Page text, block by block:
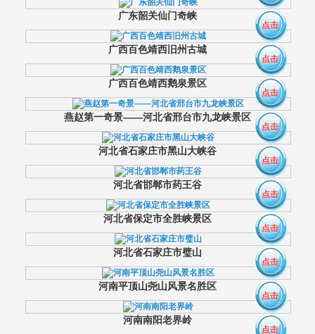
广东韶关仙门奇峡
点击
广西百色靖西旧州古城
点击
广西百色靖西鹅泉景区
点击
燕赵第一奇景——河北省邢台市九龙峡景区
点击
河北省石家庄市黑山大峡谷
点击
河北省邯郸市药王谷
点击
河北省保定市全胜峡景区
点击
河北省石家庄市璧山
点击
河南平顶山尧山风景名胜区
点击
河南南阳老界岭
点击